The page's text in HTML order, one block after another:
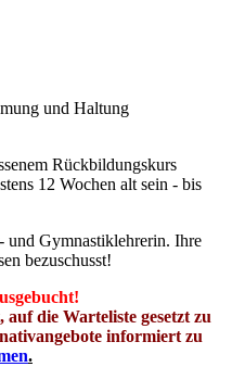
und Haltung
Rückbildungskurs
12 Wochen alt sein - bis
und Gymnastiklehrerin. Ihre
bezuschusst!
!
die Warteliste gesetzt zu
informiert zu
.